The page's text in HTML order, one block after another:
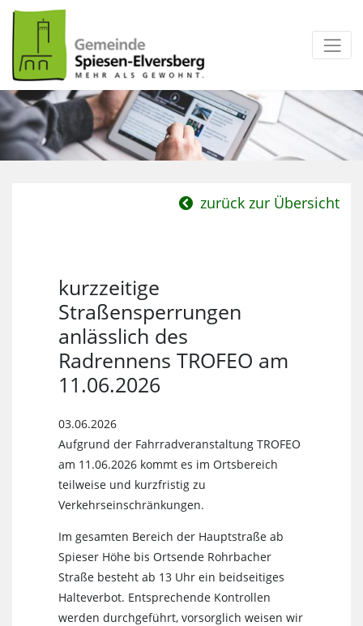
zum Inhalt
zurück zur Übersicht
kurzzeitige
Straßensperrungen
anlässlich des
Radrennens TROFEO am
11.06.2026
03.06.2026
Aufgrund der Fahrradveranstaltung TROFEO
am 11.06.2026 kommt es im Ortsbereich
teilweise und kurzfristig zu
Verkehrseinschränkungen.
Im gesamten Bereich der Hauptstraße ab
Spieser Höhe bis Ortsende Rohrbacher
Straße besteht ab 13 Uhr ein beidseitiges
Halteverbot. Entsprechende Kontrollen
werden durchgeführt, vorsorglich weisen wir